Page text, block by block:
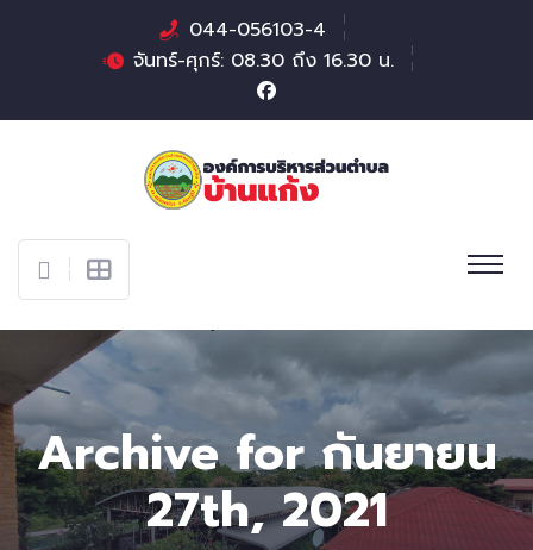
044-056103-4
จันทร์-ศุกร์: 08.30 ถึง 16.30 น.
Archive for กันยายน
27th, 2021